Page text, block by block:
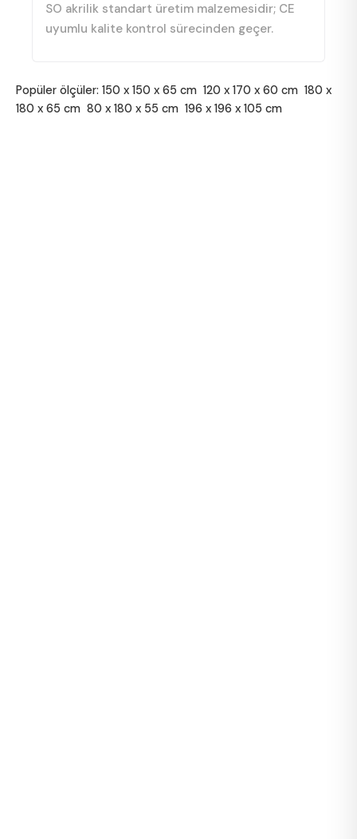
SO akrilik standart üretim malzemesidir; CE
uyumlu kalite kontrol sürecinden geçer.
Popüler ölçüler: 150 x 150 x 65 cm 120 x 170 x 60 cm 180 x
180 x 65 cm 80 x 180 x 55 cm 196 x 196 x 105 cm